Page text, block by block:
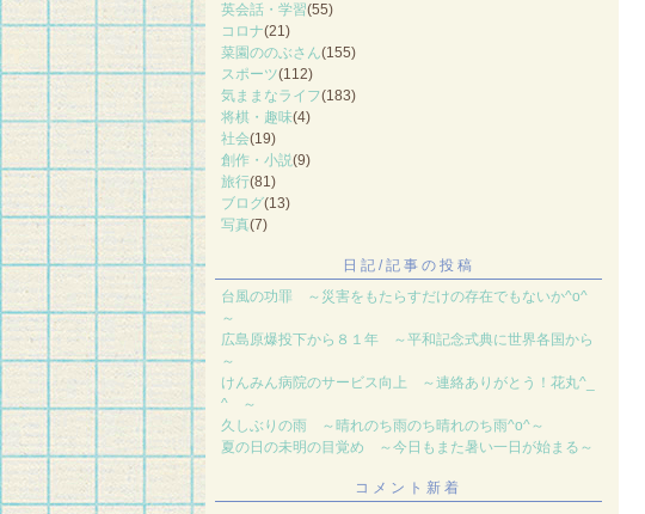
英会話・学習(55)
コロナ(21)
菜園ののぶさん(155)
スポーツ(112)
気ままなライフ(183)
将棋・趣味(4)
社会(19)
創作・小説(9)
旅行(81)
ブログ(13)
写真(7)
日記/記事の投稿
台風の功罪 ～災害をもたらすだけの存在でもないか^o^
～
広島原爆投下から８１年 ～平和記念式典に世界各国から
～
けんみん病院のサービス向上 ～連絡ありがとう！花丸^_
^ ～
久しぶりの雨 ～晴れのち雨のち晴れのち雨^o^～
夏の日の未明の目覚め ～今日もまた暑い一日が始まる～
コメント新着